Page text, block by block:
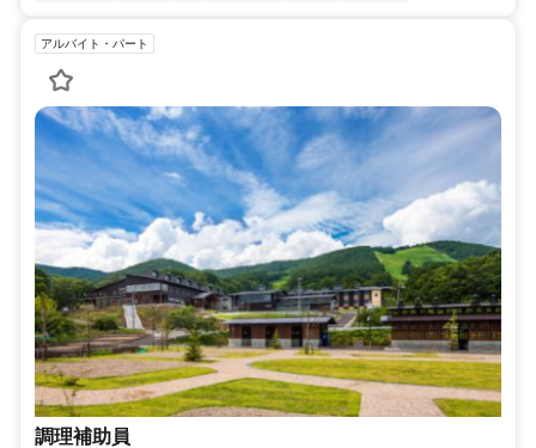
アルバイト・パート
調理補助員